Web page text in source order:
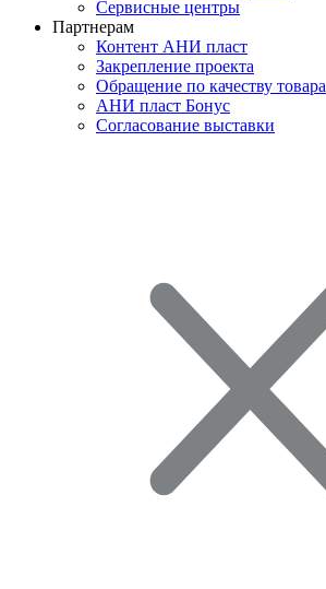
Сервисные центры
Партнерам
Контент АНИ пласт
Закрепление проекта
Обращение по качеству товара
АНИ пласт Бонус
Согласование выставки